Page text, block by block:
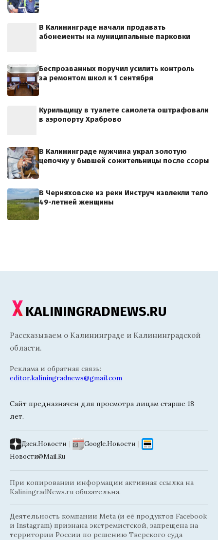
В Калининграде начали продавать
абонементы на муниципальные парковки
Беспрозванных поручил усилить контроль
за ремонтом школ к 1 сентября
Курильщицу в туалете самолета оштрафовали
в аэропорту Храброво
В Калининграде мужчина украл золотую
цепочку у бывшей сожительницы после ссоры
В Черняховске из реки Инструч извлекли тело
49-летней женщины
KALININGRADNEWS.RU
Рассказываем о Калининграде и Калининградской
области.
Реклама и обратная связь:
editor.kaliningradnews@gmail.com
Сайт предназначен для просмотра лицам старше 18
лет.
Дзен.Новости | Google.Новости |
Новости@Mail.Ru
При копировании информации активная ссылка на
KaliningradNews.ru обязательна.
Деятельность компании Meta (и её продуктов Facebook
и Instagram) признана экстремистской, запрещена на
территории России по решению Тверского суда